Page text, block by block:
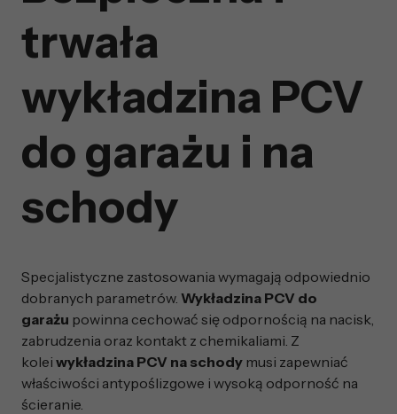
trwała
wykładzina PCV
do garażu i na
schody
Specjalistyczne zastosowania wymagają odpowiednio
dobranych parametrów. Wykładzina PCV do
garażu powinna cechować się odpornością na nacisk,
zabrudzenia oraz kontakt z chemikaliami. Z
kolei wykładzina PCV na schody musi zapewniać
właściwości antypoślizgowe i wysoką odporność na
ścieranie.